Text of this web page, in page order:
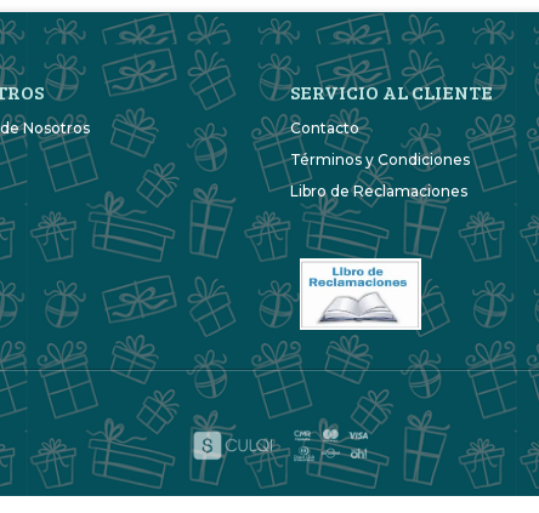
Nosotros
SERVICIO AL CLIENTE
Contacto
Términos y Condiciones
Libro de Reclamaciones